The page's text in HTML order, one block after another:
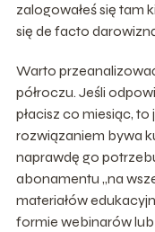
zalogowałeś się tam
się de facto
Warto
półroczu. Jeśli
płacisz co miesiąc, to
rozwiązaniem bywa
naprawdę go
abonamentu „na
materiałów
formie webinarów lub